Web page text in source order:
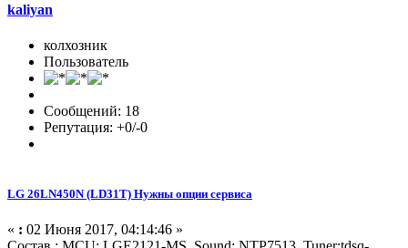
kaliyan
колхозник
Пользователь
Сообщений: 18
Репутация: +0/-0
LG 26LN450N (LD31T) Нужны опции сервиса
« : 02 Июня 2017, 04:14:46 »